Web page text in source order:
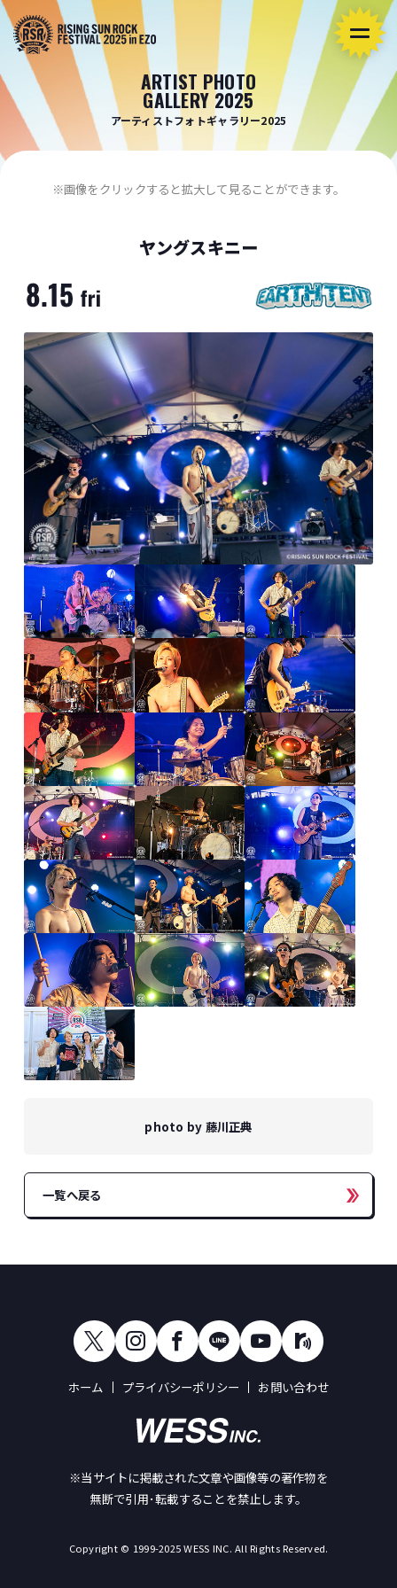
ARTIST PHOTO
GALLERY 2025
アーティストフォトギャラリー2025
※画像をクリックすると拡大して見ることができます。
ヤングスキニー
photo by 藤川正典
一覧へ戻る
ホーム プライバシーポリシー お問い合わせ
※当サイトに掲載された文章や画像等の著作物を
無断で引用･転載することを禁止します。
Copyright © 1999-2025 WESS INC. All Rights Reserved.